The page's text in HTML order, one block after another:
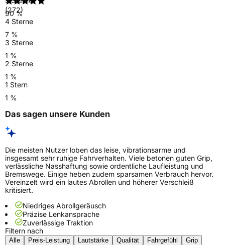
(272)
90 %
4 Sterne
7 %
3 Sterne
1 %
2 Sterne
1 %
1 Stern
1 %
Das sagen unsere Kunden
Die meisten Nutzer loben das leise, vibrationsarme und
insgesamt sehr ruhige Fahrverhalten. Viele betonen guten Grip,
verlässliche Nasshaftung sowie ordentliche Laufleistung und
Bremswege. Einige heben zudem sparsamen Verbrauch hervor.
Vereinzelt wird ein lautes Abrollen und höherer Verschleiß
kritisiert.
Niedriges Abrollgeräusch
Präzise Lenkansprache
Zuverlässige Traktion
Filtern nach
Alle Preis-Leistung Lautstärke Qualität Fahrgefühl
Grip